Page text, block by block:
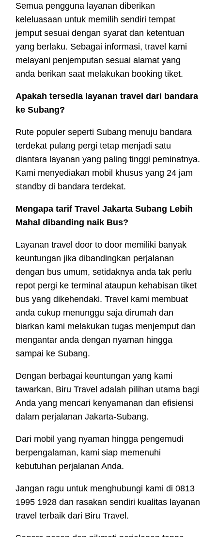
Semua pengguna layanan diberikan
keleluasaan untuk memilih sendiri tempat
jemput sesuai dengan syarat dan ketentuan
yang berlaku. Sebagai informasi, travel kami
melayani penjemputan sesuai alamat yang
anda berikan saat melakukan booking tiket.
Apakah tersedia layanan travel dari bandara
ke Subang?
Rute populer seperti Subang menuju bandara
terdekat pulang pergi tetap menjadi satu
diantara layanan yang paling tinggi peminatnya.
Kami menyediakan mobil khusus yang 24 jam
standby di bandara terdekat.
Mengapa tarif Travel Jakarta Subang Lebih
Mahal dibanding naik Bus?
Layanan travel door to door memiliki banyak
keuntungan jika dibandingkan perjalanan
dengan bus umum, setidaknya anda tak perlu
repot pergi ke terminal ataupun kehabisan tiket
bus yang dikehendaki. Travel kami membuat
anda cukup menunggu saja dirumah dan
biarkan kami melakukan tugas menjemput dan
mengantar anda dengan nyaman hingga
sampai ke Subang.
Dengan berbagai keuntungan yang kami
tawarkan, Biru Travel adalah pilihan utama bagi
Anda yang mencari kenyamanan dan efisiensi
dalam perjalanan Jakarta-Subang.
Dari mobil yang nyaman hingga pengemudi
berpengalaman, kami siap memenuhi
kebutuhan perjalanan Anda.
Jangan ragu untuk menghubungi kami di 0813
1995 1928 dan rasakan sendiri kualitas layanan
travel terbaik dari Biru Travel.